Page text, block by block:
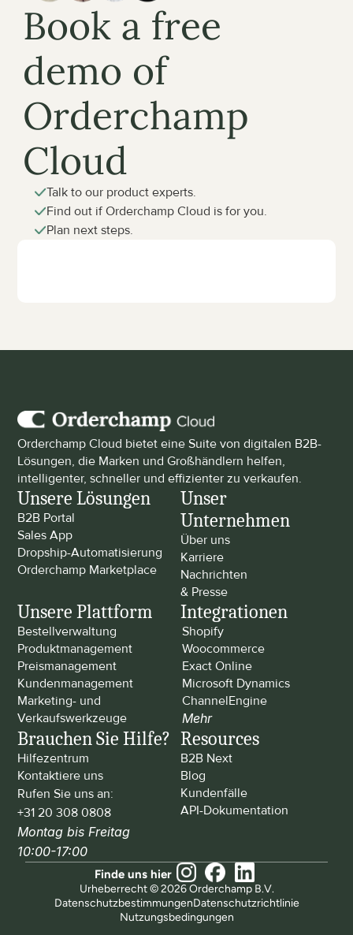
Book a free
demo of
Orderchamp
Cloud
Talk to our product experts.
Find out if Orderchamp Cloud is for you.
Plan next steps.
Orderchamp Cloud bietet eine Suite von digitalen B2B-
Lösungen, die Marken und Großhändlern helfen,
intelligenter, schneller und effizienter zu verkaufen.
Unsere Lösungen
B2B Portal
Sales App
Dropship-Automatisierung
Orderchamp Marketplace
Unser
Unternehmen
Über uns
Karriere
Nachrichten
& Presse
Unsere Plattform
Bestellverwaltung
Produktmanagement
Preismanagement
Kundenmanagement
Marketing- und
Verkaufswerkzeuge
Integrationen
Shopify
Woocommerce
Exact Online
Microsoft Dynamics
ChannelEngine
Mehr
Brauchen Sie Hilfe?
Hilfezentrum
Kontaktiere uns
Rufen Sie uns an:
+31 20 308 0808
Montag bis Freitag
10:00-17:00
Resources
B2B Next
Blog
Kundenfälle
API-Dokumentation
Urheberrecht © 2026 Orderchamp B.V.
Nutzungsbedingungen
DatenschutzbestimmungenDatenschutzrichtlinie
Finde uns hier